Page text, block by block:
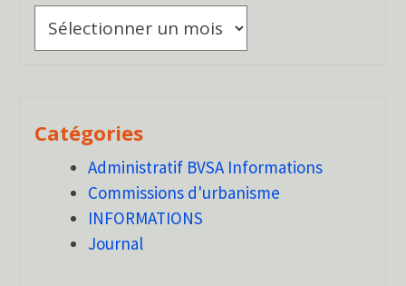
Archives
Catégories
Administratif BVSA Informations
Commissions d'urbanisme
INFORMATIONS
Journal